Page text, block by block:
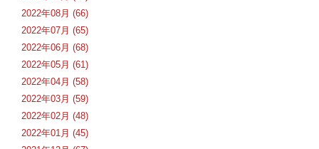
2022年08月 (66)
2022年07月 (65)
2022年06月 (68)
2022年05月 (61)
2022年04月 (58)
2022年03月 (59)
2022年02月 (48)
2022年01月 (45)